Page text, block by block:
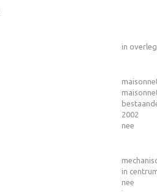
in overleg
2002
nee
in
nee